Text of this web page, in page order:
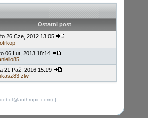
Ostatni post
26 Cze, 2012 13:05
06 Lut, 2013 18:14
21 Paź, 2016 15:19
zlw
]